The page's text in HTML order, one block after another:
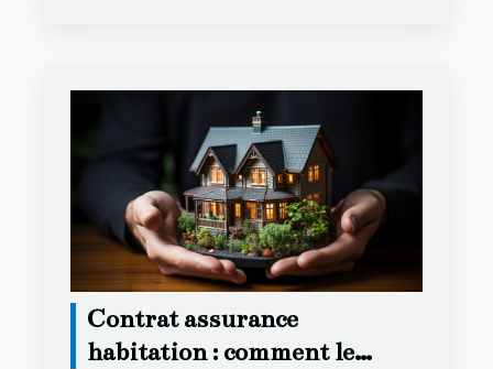
Contrat assurance
habitation : comment le